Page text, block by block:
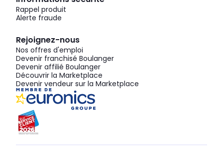
Rappel produit
Alerte fraude
Rejoignez-nous
Nos offres d'emploi
Devenir franchisé Boulanger
Devenir affilié Boulanger
Découvrir la Marketplace
Devenir vendeur sur la Marketplace